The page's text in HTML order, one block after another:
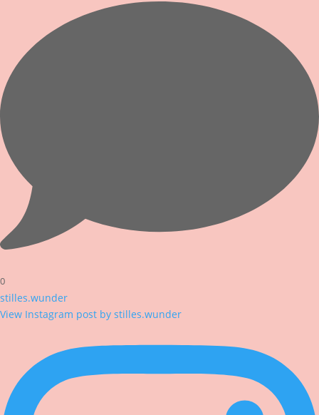
0
stilles.wunder
View Instagram post by stilles.wunder